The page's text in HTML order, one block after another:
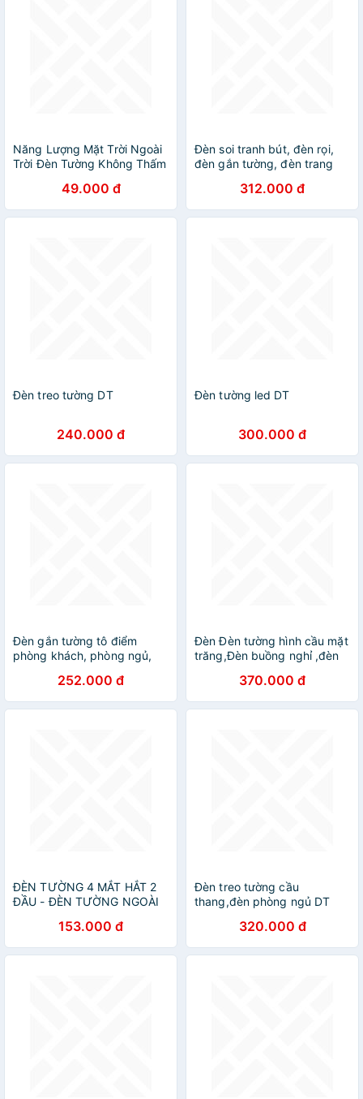
Năng Lượng Mặt Trời Ngoài
Trời Đèn Tường Không Thấm
Đèn Gia Dụng Đèn LED Sân
Vườn Đèn Tường
49.000 đ
Đèn soi tranh bút, đèn rọi,
đèn gắn tường, đèn trang
312.000 đ
Đèn treo tường DT
240.000 đ
Đèn tường led DT
300.000 đ
Đèn gắn tường tô điểm
phòng khách, phòng ngủ,
đèn decor các loại, các hình
DT
252.000 đ
Đèn Đèn tường hình cầu mặt
trăng,Đèn buồng nghỉ ,đèn
370.000 đ
ĐÈN TƯỜNG 4 MẮT HẮT 2
ĐẦU - ĐÈN TƯỜNG NGOÀI
153.000 đ
Đèn treo tường cầu
thang,đèn phòng ngủ DT
320.000 đ